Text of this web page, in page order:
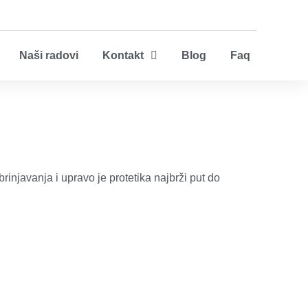
Naši radovi Kontakt Blog Faq
i upravo je protetika najbrži put do